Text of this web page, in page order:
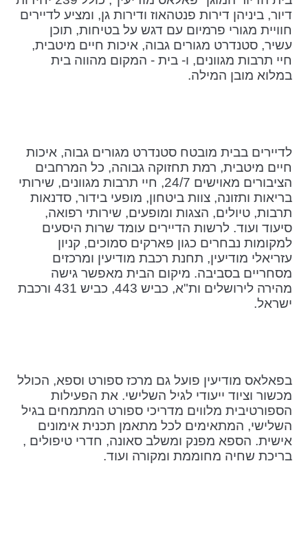
דיור, ביניהן דירות פנטהאוז ודירות גן, ומציע לדיירים
חוויית מגורי פרמיום עם דגש על בטיחות, תוכן
עשיר, סטנדרט מגורים גבוה, איכות חיים מיטבית,
חיי תרבות מגוונים, ו- בית - המקום מהווה בית
במלוא מובן המילה.
לדיירים בבית מובטח סטנדרט מגורים גבוה, איכות
חיים מיטבית, רמת תחזוקה גבוהה, כל המרחבים
הציבורים מאוישים 24/7, חיי תרבות מגוונים, שירותי
בריאות ותזונה, צוות ביטחון, מופעי בידור, סדנאות
תרבות, טיולים, הצגות ומופעים, שירותי רפואה,
סיעוד ועוד. לרשות הדיירים עומד שרות היסעים
למקומות נבחרים כגון פארקים סמוכים, קניון
עזריאלי מודיעין, תחנת רכבת מודיעין ומרכזים
מסחריים בסביבה. מיקום הבית מאפשר גישה
מהירה לירושלים ות"א, כביש 443, כביש 431 ורכבת
ישראל.
בפאלאס מודיעין פועל גם מרכז ספורט וספא, הכולל
מכשור וציוד ייעודי לגיל השלישי. את הפעילות
הספורטיבית מלווים מדריכי ספורט המתמחים בגיל
השלישי, המתאימים לכל מתאמן תכנית אימונים
אישית. הספא מפנק ומשלב סאונה, חדרי טיפולים ,
בריכת שחיה מחוממת ומקורה ועוד.